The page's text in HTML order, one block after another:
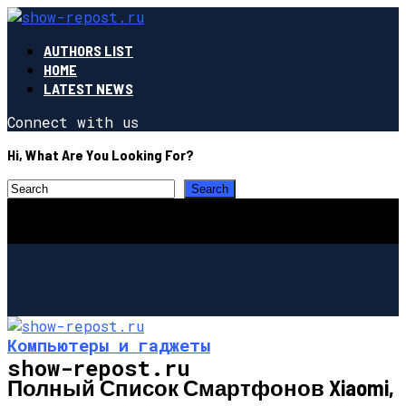
AUTHORS LIST
HOME
LATEST NEWS
Connect with us
Hi, What Are You Looking For?
show-repost.ru
Компьютеры и гаджеты
Полный Список Смартфонов Xiaomi,